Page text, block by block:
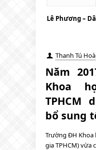
Lê Phương –
Thanh Tú
Năm
Khoa
TPHCM
bổ sung
Trường ĐH
gia TPHCM) vừa